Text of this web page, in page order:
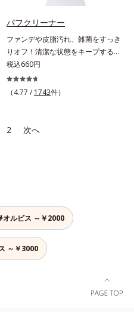
髪の内側のダメージもしっかり補修
するから、仕上がりは驚くほどふわ
使えば、サロン帰りのようななめら
かさと指通りに。朝の寝ぐせ直しに
もおすすめです。* 18-MEA類似成
分（セテアラミドエチルジエトニウ
ム加水分解コメタンパク）配合＝毛
パフクリーナー
ファンデや皮脂汚れ、雑菌をすっき
りオフ！清潔な状態をキープするパ
フ専用のクリーナー。パフの汚れを
1度洗いでしっかり落とすクリーナ
ーです。液状だからパフのすみずみ
がパフに残る心配がありません。ま
税込660円
（4.77 / 1743件）
2 次へ
オルビス ～￥2000
～￥3000